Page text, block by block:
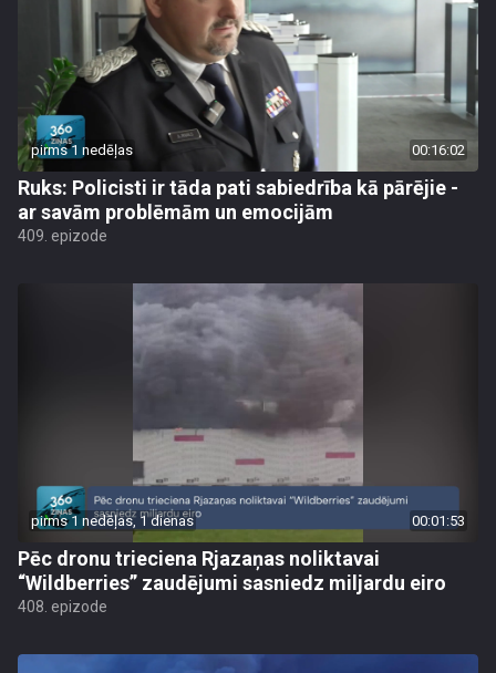
pirms 1 nedēļas 00:16:02
Ruks: Policisti ir tāda pati sabiedrība kā pārējie -
ar savām problēmām un emocijām
409. epizode
pirms 1 nedēļas, 1 dienas 00:01:53
Pēc dronu trieciena Rjazaņas noliktavai
“Wildberries” zaudējumi sasniedz miljardu eiro
408. epizode